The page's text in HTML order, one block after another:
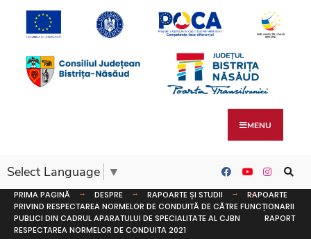
MENU
Select Language ▼
PRIMA PAGINĂ DESPRE RAPOARTE ȘI STUDII
RAPOARTE
PRIVIND RESPECTAREA NORMELOR DE CONDUITĂ DE CĂTRE FUNCȚIONARII
PUBLICI DIN CADRUL APARATULUI DE SPECIALITATE AL CJBN
RAPORT
RESPECTAREA NORMELOR DE CONDUITA 2021